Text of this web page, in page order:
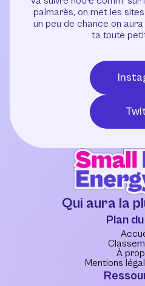
palmarès, on met les
un peu de chance on
ta toute
Qui aura la
Plan
À
Mentions